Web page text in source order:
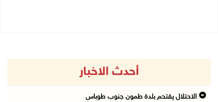
أحدث الاخبار
الاحتلال يقتحم بلدة طمون جنوب طوباس